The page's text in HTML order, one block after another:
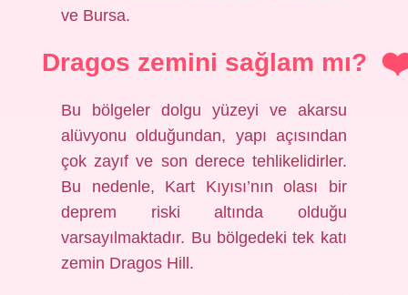
ve Bursa.
Dragos zemini sağlam mı?
Bu bölgeler dolgu yüzeyi ve akarsu
alüvyonu olduğundan, yapı açısından
çok zayıf ve son derece tehlikelidirler.
Bu nedenle, Kart Kıyısı’nın olası bir
deprem riski altında olduğu
varsayılmaktadır. Bu bölgedeki tek katı
zemin Dragos Hill.